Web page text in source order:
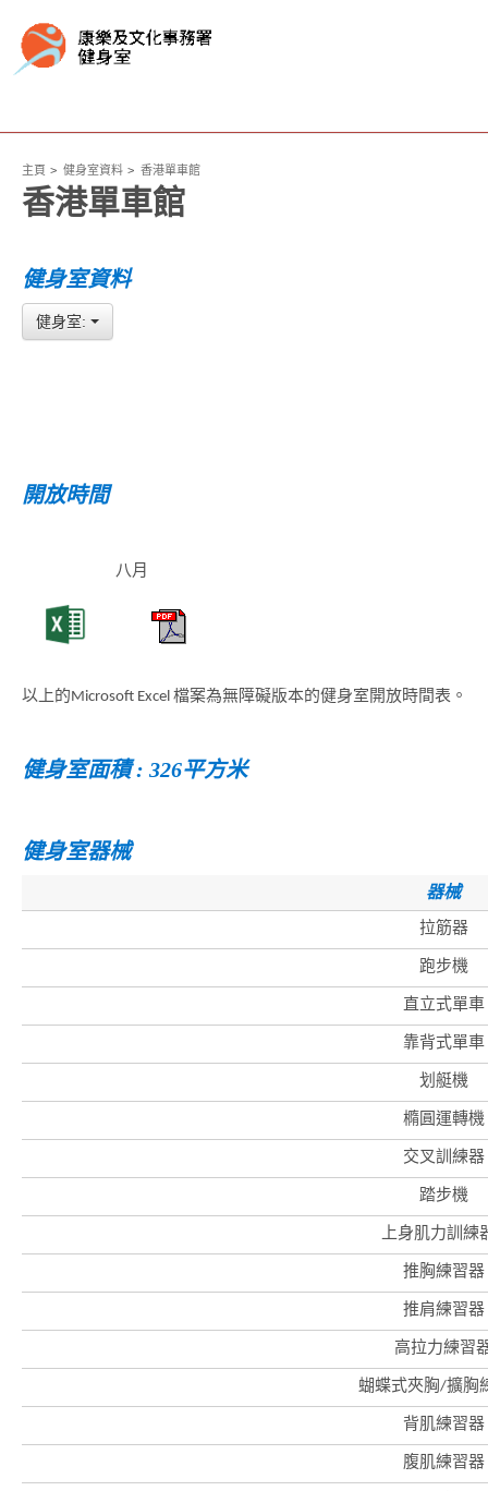
主頁 健身室資料 香港單車館
香港單車館
健身室資料
健身室:
開放時間
八月
以上的Microsoft Excel 檔案為無障礙版本的健身室開放時間表。
健身室面積 : 326平方米
健身室器械
器械
拉筋器
跑步機
直立式單車
靠背式單車
划艇機
橢圓運轉機
交叉訓練器
踏步機
上身肌力訓練
推胸練習器
推肩練習器
高拉力練習
蝴蝶式夾胸/擴胸
背肌練習器
腹肌練習器